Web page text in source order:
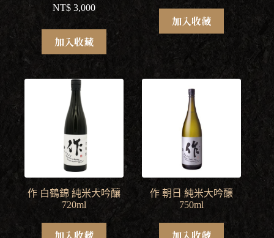
NT$ 3,000
加入收藏
加入收藏
作 白鶴錦 純米大吟釀
720ml
作 朝日 純米大吟醸
750ml